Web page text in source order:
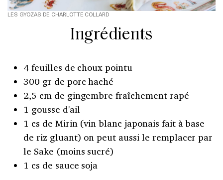
LES GYOZAS DE CHARLOTTE COLLARD
Ingrédients
4 feuilles de choux pointu
300 gr de porc haché
2,5 cm de gingembre fraîchement rapé
1 gousse d'ail
1 cs de Mirin (vin blanc japonais fait à base
de riz gluant) on peut aussi le remplacer par
le Sake (moins sucré)
1 cs de sauce soja